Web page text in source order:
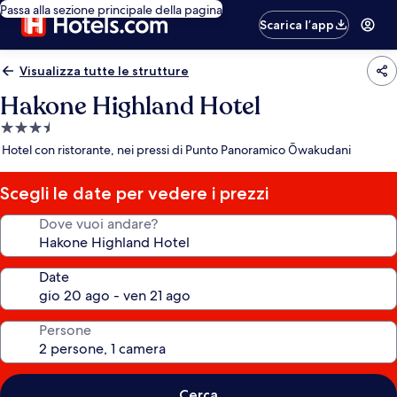
Passa alla sezione principale della pagina
Scarica l’app
Visualizza tutte le strutture
Hakone Highland Hotel
Struttura
a
stelle
Hotel con ristorante, nei pressi di Punto Panoramico Ōwakudani
Scegli le date per vedere i prezzi
Dove vuoi andare?
Date
Persone